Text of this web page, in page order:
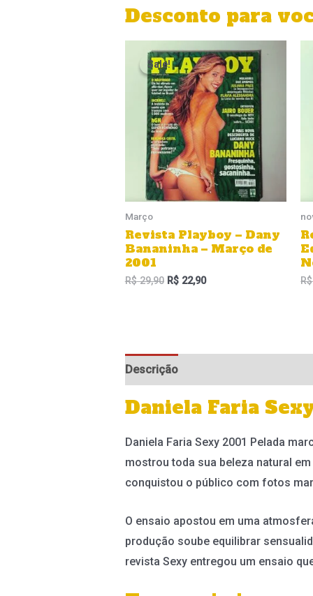
Desconto para
Sale!
Sale!
Março
Revista Playboy – Dany
Bananinha – Março de
2001
R$29,90
preço
original
era:
R$ 29,90.
R$22,90
preço
atual
é:
R$ 22,90.
R$
Descrição
Daniela Faria
Daniela Faria Sexy 2001 Pelada
mostrou toda sua beleza natural
conquistou o público com fotos
O ensaio apostou em uma
produção soube equilibrar
revista Sexy entregou um ensaio